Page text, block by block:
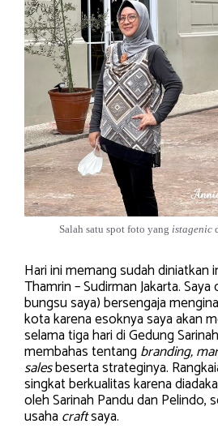
Salah satu spot foto yang istagenic
Hari ini memang sudah diniatkan
Thamrin – Sudirman Jakarta. Saya
bungsu saya) bersengaja
kota karena esoknya saya akan
selama tiga hari di Gedung
membahas tentang branding,
salesbeserta strateginya.
singkat berkualitas karena
oleh Sarinah Pandu dan Pelindo,
usaha craftsaya.